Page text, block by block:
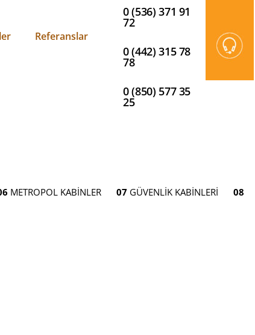
Referanslar
0 (536) 371 91
72
0 (442) 315 78
78
0 (850) 577 35
25
METROPOL KABİNLER 07 GÜVENLİK KABİNLERİ
08